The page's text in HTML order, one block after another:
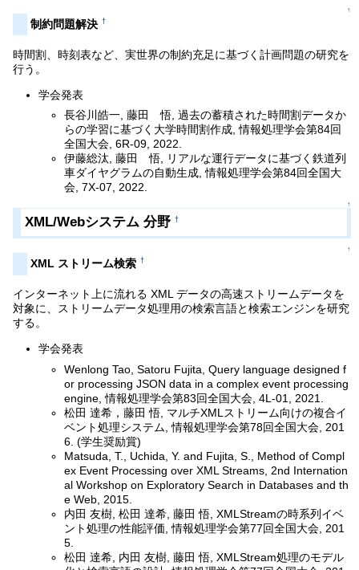
↑
制約問題解決 †
時間割、時刻表など、実世界の制約充足に基づく計画問題の研究を
行う。
学会発表
長谷川皓一, 藤田 悟, 過去の蓄積された時間割データか
らの学習に基づく大学時間割作成, 情報処理学会第84回
全国大会, 6R-09, 2022.
伊藤総汰, 藤田 悟, リアルな運行データに基づく鉄道列
車ダイヤグラムの自動生成, 情報処理学会第84回全国大
会, 7X-07, 2022.
↑
XML/Webシステム 分野 †
↑
XML ストリーム検索 †
インターネット上に流れる XML データの高速ストリームデータを
対象に、ストリームデータ処理用の検索言語と検索エンジンを研究
する。
学会発表
Wenlong Tao, Satoru Fujita, Query language designed f
or processing JSON data in a complex event processing
engine, 情報処理学会第83回全国大会, 4L-01, 2021.
松田 達希，藤田 悟, マルチXMLストリーム向けの複合イ
ベント処理システム, 情報処理学会第78回全国大会, 201
6. (学生奨励賞)
Matsuda, T., Uchida, Y. and Fujita, S., Method of Compl
ex Event Processing over XML Streams, 2nd Internation
al Workshop on Exploratory Search in Databases and th
e Web, 2015.
内田 友樹, 松田 達希, 藤田 悟, XMLStreamの時系列イベ
ント処理の性能評価, 情報処理学会第77回全国大会, 201
5.
松田 達希, 内田 友樹, 藤田 悟, XMLStream処理のモデル